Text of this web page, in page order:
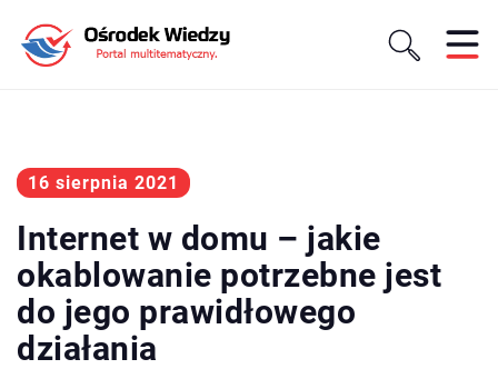
16 sierpnia 2021
Internet w domu – jakie
okablowanie potrzebne jest
do jego prawidłowego
działania